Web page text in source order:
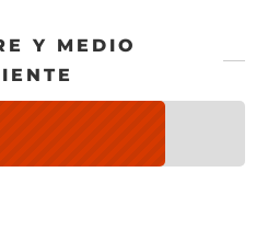
Y MEDIO